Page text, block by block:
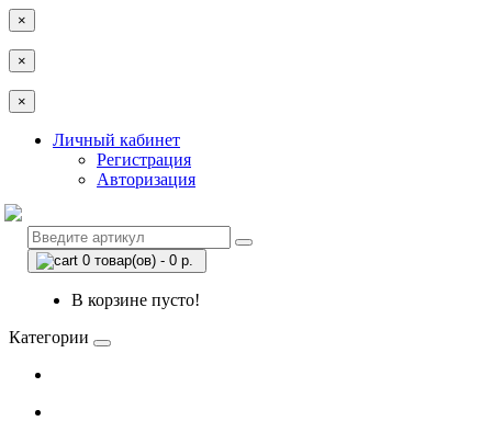
×
×
×
Личный кабинет
Регистрация
Авторизация
0 товар(ов) - 0 р.
В корзине пусто!
Категории